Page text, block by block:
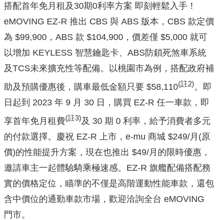
搭配首年免月租及30期0利率方案 即刻輕鬆入手！
eMOVING EZ-R 推出 CBS 與 ABS 版本，CBS 款定價
為 $99,900，ABS 款 $104,900，價差僅 $5,000 就可
以增加 KEYLESS 智慧鑰匙卡、ABS防鎖死煞車系統
及TCS未來擴充性等配備。以桃園市為例，搭配政府補
助及預購優惠後，購車最低金額只要 $58,110(註2)。即
日起到 2023 年 9 月 30 日，購買 EZ-R 任一車款，即
享首年免月租費(註3)及 30 期 0 利率，給予消費者多元
的付款選擇。慶祝 EZ-R 上市，e-mu 商城 $249/月(原
價)的性能提升方案，現在也推出 $49/月的限時優惠，
邀請車主一起體驗騎乘極速感。EZ-R 旗艦配備搭配務
實的價格定位，瞄準的不僅是高階運動性能車款，還包
含中價位的通勤車款市場，歡迎洽詢全台 eMOVING
門市。